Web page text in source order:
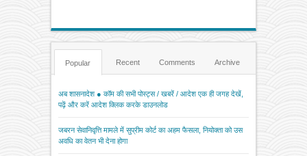
Popular Recent Comments Archive
अब शासनादेश ● कॉम की सभी पोस्ट्स / खबरें / आदेश एक ही जगह देखें,
पढ़ें और करें आदेश क्लिक करके डाउनलोड
जबरन सेवानिवृत्ति मामले में सुप्रीम कोर्ट का अहम फैसला, नियोक्ता को उस
अवधि का वेतन भी देना होगा